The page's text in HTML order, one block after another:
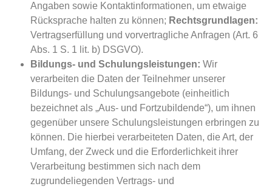
Angaben sowie Kontaktinformationen, um etwaige
Rücksprache halten zu können; Rechtsgrundlagen:
Vertragserfüllung und vorvertragliche Anfragen (Art. 6
Abs. 1 S. 1 lit. b) DSGVO).
Bildungs- und Schulungsleistungen: Wir
verarbeiten die Daten der Teilnehmer unserer
Bildungs- und Schulungsangebote (einheitlich
bezeichnet als „Aus- und Fortzubildende“), um ihnen
gegenüber unsere Schulungsleistungen erbringen zu
können. Die hierbei verarbeiteten Daten, die Art, der
Umfang, der Zweck und die Erforderlichkeit ihrer
Verarbeitung bestimmen sich nach dem
zugrundeliegenden Vertrags- und